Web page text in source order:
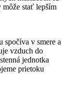
môže stať lepším
spočíva v smere a
vzduch do
jednotka
prietoku